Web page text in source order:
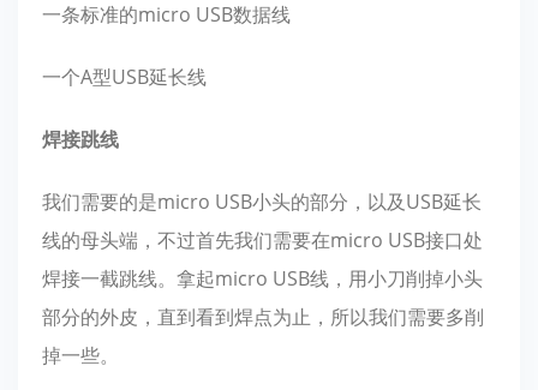
一条标准的micro USB数据线
一个A型USB延长线
焊接跳线
我们需要的是micro USB小头的部分，以及USB延长
线的母头端，不过首先我们需要在micro USB接口处
焊接一截跳线。拿起micro USB线，用小刀削掉小头
部分的外皮，直到看到焊点为止，所以我们需要多削
掉一些。